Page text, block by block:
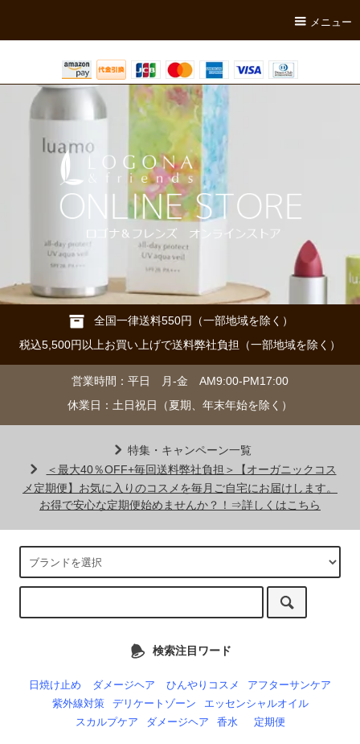
メニュー
全国一律送料550円（一部地域を除く）
税込5,500円以上お買い上げで送料弊社負担（一部地域を除く）
営業時間：平日 月-金 AM9:00-PM17:00
休業日：土日祝日（夏期、年末年始を除く）
特集・キャンペーン一覧
＜最大40％OFF+毎回送料弊社負担＞【オーガニックコス
メ定期便】お気に入りのコスメを毎月ご自宅にお届けします。
お得で安心な定期便始めませんか？！⇒詳しくはこちら
検索注目ワード
日焼け止め ダメージヘア ひんやりコスメ
アフターサンケア
紫外線対策
デリケートゾーン
エッセンシャルオイル
スカルプケア
ダメージヘア 香水 定期便